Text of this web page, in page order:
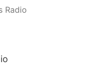
Radio